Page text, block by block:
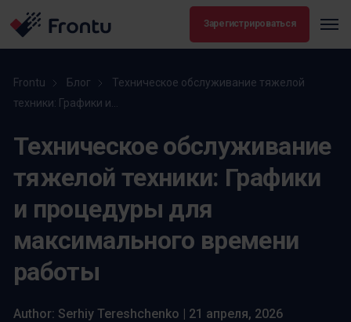
Зарегистрироваться
Frontu Блог
Техническое обслуживание тяжелой
техники: Графики и...
Техническое обслуживание
тяжелой техники: Графики
и процедуры для
максимального времени
работы
Author: Serhiy Tereshchenko | 21 апреля, 2026